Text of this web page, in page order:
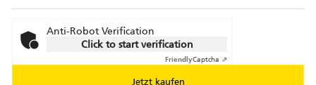
Anti-Robot Verification
Click to start verification
FriendlyCaptcha ⇗